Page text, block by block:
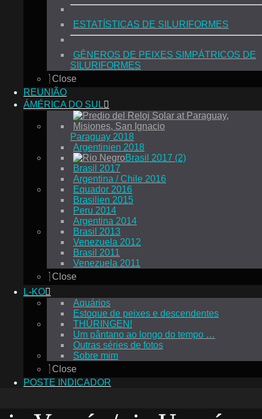
ESTATÍSTICAS DE SILURIFORMES
GÊNEROS DE PEIXES SIMPÁTRICOS DE
SILURIFORMES
Close
REUNIÃO
ÁMÉRICA DO SUL
Paraguay 2018
Argentinien 2018
Brasil 2017 (2)
Brasil 2017
Argentina / Chile 2016
Equador 2016
Brasilien 2015
Peru 2014
Argentina 2014
Brasil 2013
Venezuela 2012
Brasil 2011
Venezuela 2011
Close
L-KO
Aquários
Estoque de peixes e descendentes
THÜRINGEN!
Um pântano ao longo do tempo …
Outras séries de fotos
Sobre mim
Close
POSTE INDICADOR